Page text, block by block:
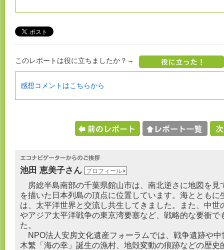
このレポートは役に立ちましたか？→
感想コメントはこちらから
池田 恵美子さん プロフィール
房総半島南部の千葉県館山市は、南北逆さに地図を見
を描いた日本列島の頂点に位置しています。海とともに
は、太平洋世界と交流し共生してきました。また、中世
やアジア太平洋戦争の東京湾要塞など、戦略的な要衝で
た。
NPO法人安房文化遺産フォーラムでは、戦争遺跡や中
木繁「海の幸」誕生の漁村、地殻変動の痕跡などの歴史